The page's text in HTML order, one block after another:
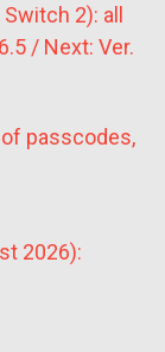
Switch 2): all
/ Next: Ver.
passcodes,
2026):